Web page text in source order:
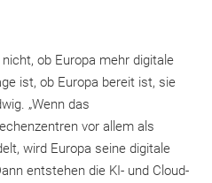
ob Europa mehr digitale
ist, ob Europa bereit ist, sie
„Wenn das
vor allem als
wird Europa seine digitale
entstehen die KI- und Cloud-